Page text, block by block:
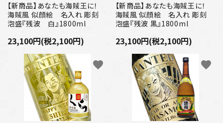
【新商品】あなたも海賊王に！
海賊風 似顔絵 名入れ 彫刻
泡盛『残波 白』1800ml
23,100円(税2,100円)
【新商品】あなたも海賊王に！
海賊風 似顔絵 名入れ 彫刻
泡盛『残波 黒』1800ml
23,100円(税2,100円)
favorite favorite